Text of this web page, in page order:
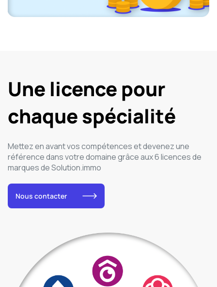
Une licence pour
chaque spécialité
Mettez en avant vos compétences et devenez une
référence dans votre domaine grâce aux 6 licences de
marques de Solution.immo
Nous contacter